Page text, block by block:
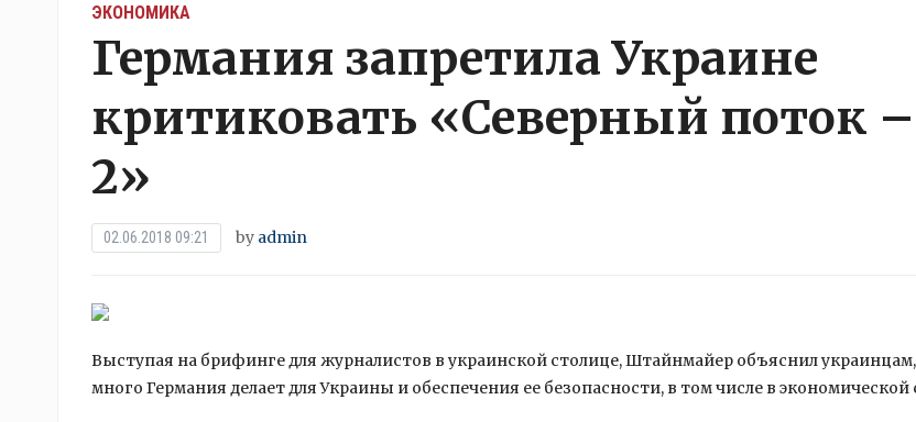
ЭКОНОМИКА
Германия запретила Украине
критиковать «Северный поток –
2»
02.06.2018 09:21 by admin
Выступая на брифинге для журналистов в украинской столице, Штайнмайер объяснил
много Германия делает для Украины и обеспечения ее безопасности, в том числе в экономической